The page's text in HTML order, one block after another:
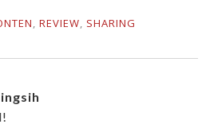
, REVIEW, SHARING